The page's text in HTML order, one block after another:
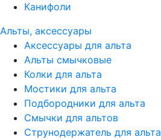
Канифоли
Альты, аксессуары
Аксессуары для альта
Альты смычковые
Колки для альта
Мостики для альта
Подбородники для альта
Смычки для альтов
Струнодержатель для альта